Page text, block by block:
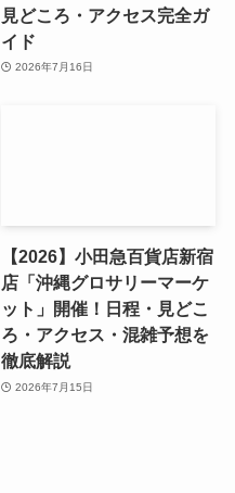
見どころ・アクセス完全ガ
イド
2026年7月16日
【2026】小田急百貨店新宿
店「沖縄グロサリーマーケ
ット」開催！日程・見どこ
ろ・アクセス・混雑予想を
徹底解説
2026年7月15日